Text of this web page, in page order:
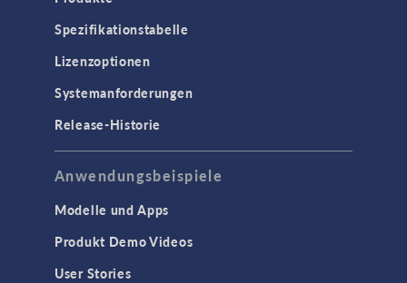
Spezifikationstabelle
Lizenzoptionen
Systemanforderungen
Release-Historie
Anwendungsbeispiele
Modelle und Apps
Produkt Demo Videos
User Stories